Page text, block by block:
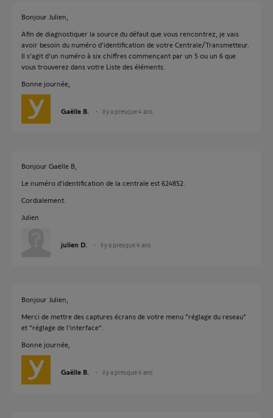
Bonjour Julien,
Afin de diagnostiquer la source du défaut que vous rencontrez, je vais
avoir besoin du numéro d'identification de votre Centrale/Transmetteur.
Il s'agit d'un numéro à six chiffres commençant par un 5 ou un 6 que
vous trouverez dans votre Liste des éléments.
Bonne journée,
Gaëlle B. il y a presque 4 ans
Bonjour Gaëlle B,
Le numéro d'identification de la centrale est 624852.
Cordialement.
Julien
julien D. il y a presque 4 ans
Bonjour Julien,
Merci de mettre des captures écrans de votre menu "réglage du reseau"
et "réglage de l'interface".
Bonne journée,
Gaëlle B. il y a presque 4 ans